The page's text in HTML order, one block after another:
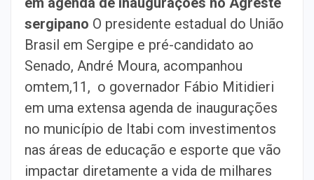
sergipano O presidente estadual do União
Brasil em Sergipe e pré-candidato ao
Senado, André Moura, acompanhou
omtem,11, o governador Fábio Mitidieri
em uma extensa agenda de inaugurações
no município de Itabi com investimentos
nas áreas de educação e esporte que vão
impactar diretamente a vida de milhares